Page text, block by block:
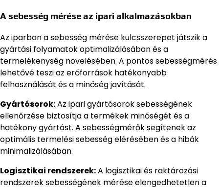
A sebesség mérése az ipari alkalmazásokban
Az iparban a sebesség mérése kulcsszerepet játszik a
gyártási folyamatok optimalizálásában és a
termelékenység növelésében. A pontos sebességmérés
lehetővé teszi az erőforrások hatékonyabb
felhasználását és a minőség javítását.
Gyártósorok:Az ipari gyártósorok sebességének
ellenőrzése biztosítja a termékek minőségét és a
hatékony gyártást. A sebességmérők segítenek az
optimális termelési sebesség elérésében és a hibák
minimalizálásában.
Logisztikai rendszerek:A logisztikai és raktározási
rendszerek sebességének mérése elengedhetetlen a